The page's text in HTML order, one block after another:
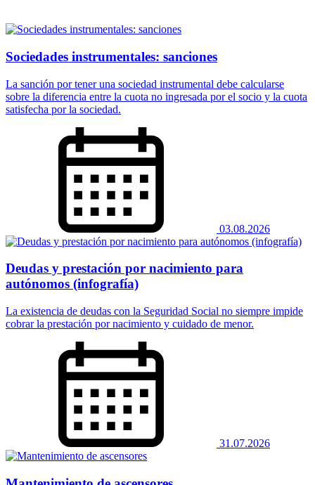
Sociedades instrumentales: sanciones
La sanción por tener una sociedad instrumental debe calcularse
sobre la diferencia entre la cuota no ingresada por el socio y la cuota
satisfecha por la sociedad.
03.08.2026
Deudas y prestación por nacimiento para
autónomos (infografía)
La existencia de deudas con la Seguridad Social no siempre impide
cobrar la prestación por nacimiento y cuidado de menor.
31.07.2026